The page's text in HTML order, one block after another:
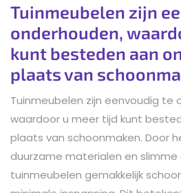
Tuinmeubelen zijn
onderhouden,
kunt besteden aan
plaats van
Tuinmeubelen zijn eenvoudig te
waardoor u meer tijd kunt
plaats van schoonmaken. Door
duurzame materialen en slimme
tuinmeubelen gemakkelijk